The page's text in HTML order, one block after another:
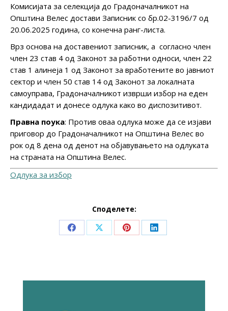
Комисијата за селекција до Градоначалникот на
Општина Велес достави Записник со бр.02-3196/7 од
20.06.2025 година, со конечна ранг-листа.
Врз основа на доставениот записник, а согласно член
член 23 став 4 од Законот за работни односи, член 22
став 1 алинеја 1 од Законот за вработените во јавниот
сектор и член 50 став 14 од Законот за локалната
самоуправа, Градоначалникот изврши избор на еден
кандидадат и донесе одлука како во диспозитивот.
Правна поука: Против оваа одлука може да се изјави
приговор до Градоначалникот на Општина Велес во
рок од 8 дена од денот на објавувањето на одлуката
на страната на Општина Велес.
Одлука за избор
Споделете:
Share Share Share Share